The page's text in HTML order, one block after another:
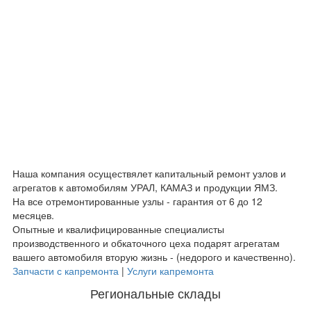
Наша компания осуществялет капитальный ремонт узлов и
агрегатов к автомобилям УРАЛ, КАМАЗ и продукции ЯМЗ.
На все отремонтированные узлы - гарантия от 6 до 12
месяцев.
Опытные и квалифицированные специалисты
производственного и обкаточного цеха подарят агрегатам
вашего автомобиля вторую жизнь - (недорого и качественно).
Запчасти с капремонта | Услуги капремонта
Региональные склады